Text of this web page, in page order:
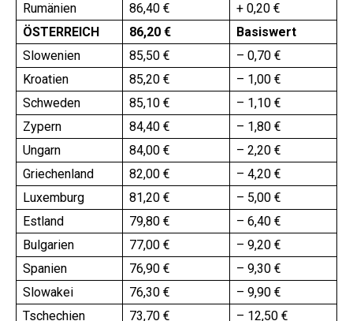
Rumänien
86,40 €
+ 0,20 €
ÖSTERREICH
86,20 €
Basiswert
Slowenien
85,50 €
– 0,70 €
Kroatien
85,20 €
– 1,00 €
Schweden
85,10 €
– 1,10 €
Zypern
84,40 €
– 1,80 €
Ungarn
84,00 €
– 2,20 €
Griechenland
82,00 €
– 4,20 €
Luxemburg
81,20 €
– 5,00 €
Estland
79,80 €
– 6,40 €
Bulgarien
77,00 €
– 9,20 €
Spanien
76,90 €
– 9,30 €
Slowakei
76,30 €
– 9,90 €
Tschechien
73,70 €
– 12,50 €